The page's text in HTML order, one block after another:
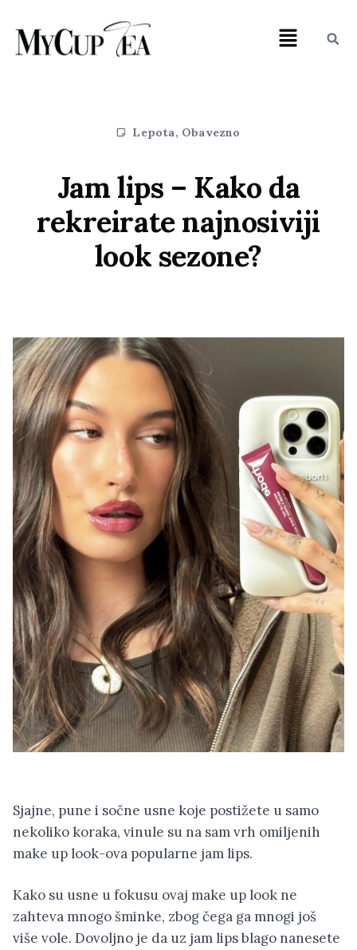
Lepota, Obavezno
Jam lips – Kako da
rekreirate najnosiviji
look sezone?
Sjajne, pune i sočne usne koje postižete u samo
nekoliko koraka, vinule su na sam vrh omiljenih
make up look-ova popularne jam lips.
Kako su usne u fokusu ovaj make up look ne
zahteva mnogo šminke, zbog čega ga mnogi još
više vole. Dovoljno je da uz jam lips blago nanesete